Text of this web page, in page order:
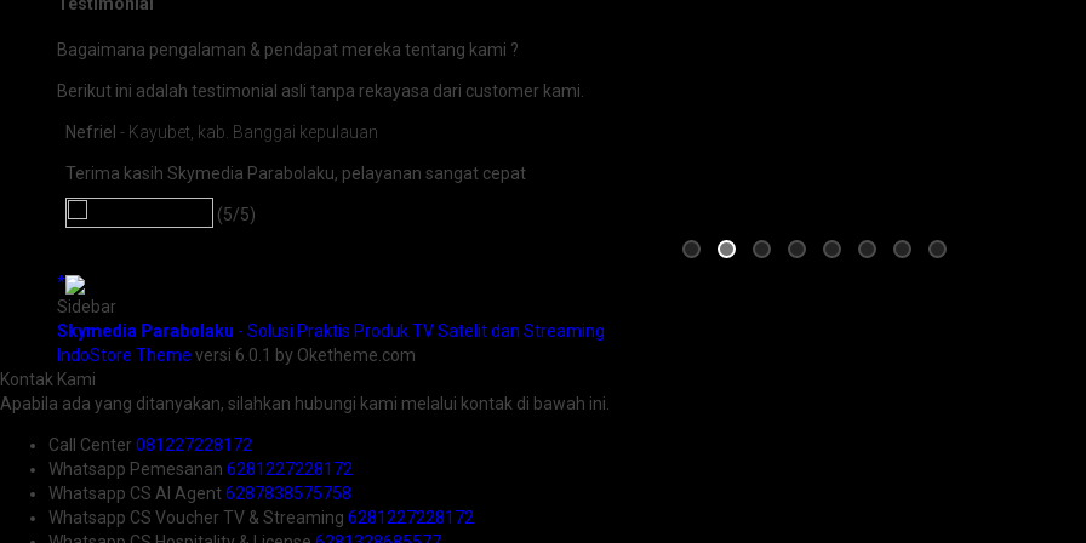
Bagaimana pengalaman & pendapat mereka tentang kami ?
Berikut ini adalah testimonial asli tanpa rekayasa dari customer kami.
Nefriel - Kayubet, kab. Banggai kepulauan
Terima kasih Skymedia Parabolaku, pelayanan sangat cepat
(5/5)
*
Sidebar
Skymedia Parabolaku - Solusi Praktis Produk TV Satelit dan Streaming
IndoStore Theme versi 6.0.1 by Oketheme.com
Kontak Kami
Apabila ada yang ditanyakan, silahkan hubungi kami melalui kontak di bawah ini.
Call Center081227228172
Whatsapp Pemesanan 6281227228172
Whatsapp CS AI Agent6287838575758
Whatsapp CS Voucher TV & Streaming 6281227228172